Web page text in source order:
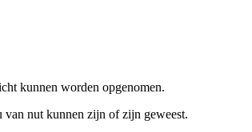
kunnen worden opgenomen.
van nut kunnen zijn of zijn geweest.